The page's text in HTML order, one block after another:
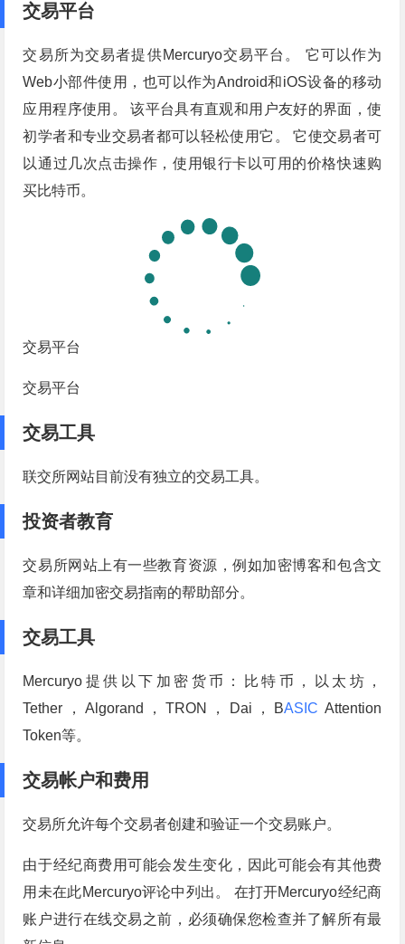
交易平台
交易所为交易者提供Mercuryo交易平台。 它可以作为
Web小部件使用，也可以作为Android和iOS设备的移动
应用程序使用。 该平台具有直观和用户友好的界面，使
初学者和专业交易者都可以轻松使用它。 它使交易者可
以通过几次点击操作，使用银行卡以可用的价格快速购
买比特币。
交易平台
交易平台
交易工具
联交所网站目前没有独立的交易工具。
投资者教育
交易所网站上有一些教育资源，例如加密博客和包含文
章和详细加密交易指南的帮助部分。
交易工具
Mercuryo提供以下加密货币：比特币，以太坊，
Tether，Algorand，TRON，Dai，BASIC Attention
Token等。
交易帐户和费用
交易所允许每个交易者创建和验证一个交易账户。
由于经纪商费用可能会发生变化，因此可能会有其他费
用未在此Mercuryo评论中列出。 在打开Mercuryo经纪商
账户进行在线交易之前，必须确保您检查并了解所有最